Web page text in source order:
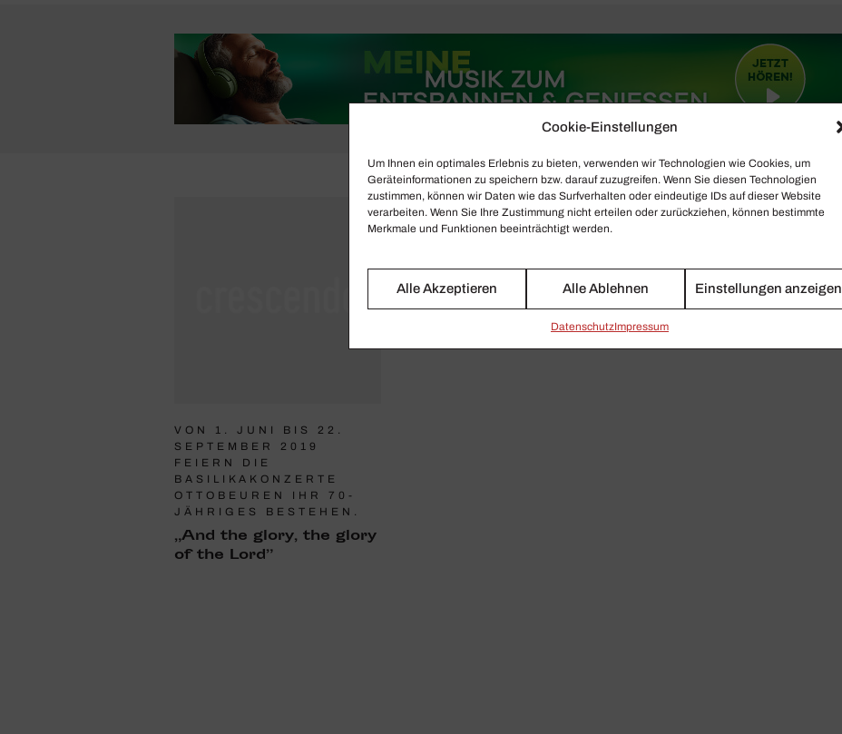
Cookie-Einstellungen
Um Ihnen ein optimales Erlebnis zu bieten, verwenden wir Technologien wie Cookies, um
Geräteinformationen zu speichern bzw. darauf zuzugreifen. Wenn Sie diesen Technologien
zustimmen, können wir Daten wie das Surfverhalten oder eindeutige IDs auf dieser Website
verarbeiten. Wenn Sie Ihre Zustimmung nicht erteilen oder zurückziehen, können bestimmte
Merkmale und Funktionen beeinträchtigt werden.
Alle Akzeptieren Alle Ablehnen Einstellungen anzeigen
Daten­schutzImpressum
VON 1. JUNI BIS 22.
SEPTEMBER 2019
FEIERN DIE
BASILIKAKONZERTE
OTTOBEUREN IHR 70-
JÄHRIGES BESTEHEN.
„And the glory, the glory
of the Lord”